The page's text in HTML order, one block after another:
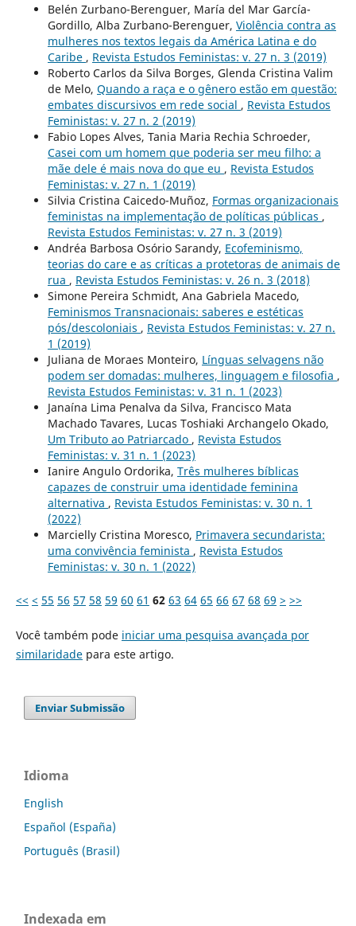
Belén Zurbano-Berenguer, María del Mar García-
Gordillo, Alba Zurbano-Berenguer, Violência contra as
mulheres nos textos legais da América Latina e do
Caribe , Revista Estudos Feministas: v. 27 n. 3 (2019)
Roberto Carlos da Silva Borges, Glenda Cristina Valim
de Melo, Quando a raça e o gênero estão em questão:
embates discursivos em rede social , Revista Estudos
Feministas: v. 27 n. 2 (2019)
Fabio Lopes Alves, Tania Maria Rechia Schroeder,
Casei com um homem que poderia ser meu filho: a
mãe dele é mais nova do que eu , Revista Estudos
Feministas: v. 27 n. 1 (2019)
Silvia Cristina Caicedo-Muñoz, Formas organizacionais
feministas na implementação de políticas públicas ,
Revista Estudos Feministas: v. 27 n. 3 (2019)
Andréa Barbosa Osório Sarandy, Ecofeminismo,
teorias do care e as críticas a protetoras de animais de
rua , Revista Estudos Feministas: v. 26 n. 3 (2018)
Simone Pereira Schmidt, Ana Gabriela Macedo,
Feminismos Transnacionais: saberes e estéticas
pós/descoloniais , Revista Estudos Feministas: v. 27 n.
1 (2019)
Juliana de Moraes Monteiro, Línguas selvagens não
podem ser domadas: mulheres, linguagem e filosofia ,
Revista Estudos Feministas: v. 31 n. 1 (2023)
Janaína Lima Penalva da Silva, Francisco Mata
Machado Tavares, Lucas Toshiaki Archangelo Okado,
Um Tributo ao Patriarcado , Revista Estudos
Feministas: v. 31 n. 1 (2023)
Ianire Angulo Ordorika, Três mulheres bíblicas
capazes de construir uma identidade feminina
alternativa , Revista Estudos Feministas: v. 30 n. 1
(2022)
Marcielly Cristina Moresco, Primavera secundarista:
uma convivência feminista , Revista Estudos
Feministas: v. 30 n. 1 (2022)
<< < 55 56 57 58 59 60 61 62 63 64 65 66 67 68 69 > >>
Você também pode iniciar uma pesquisa avançada por
similaridadepara este artigo.
Enviar Submissão
Idioma
English
Español (España)
Português (Brasil)
Indexada em